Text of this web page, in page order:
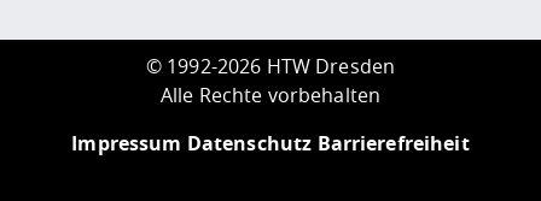
© 1992-2026 HTW Dresden
Alle Rechte vorbehalten
Impressum Datenschutz Barrierefreiheit